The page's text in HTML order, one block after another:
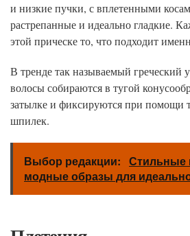
и низкие пучки, с вплетенными
растрепанные и идеально гладкие.
этой прическе то, что подходит
В тренде так называемый греческий
волосы собираются в тугой
затылке и фиксируются при помощи
шпилек.
Выбор редакции: Стильные
модные образы для